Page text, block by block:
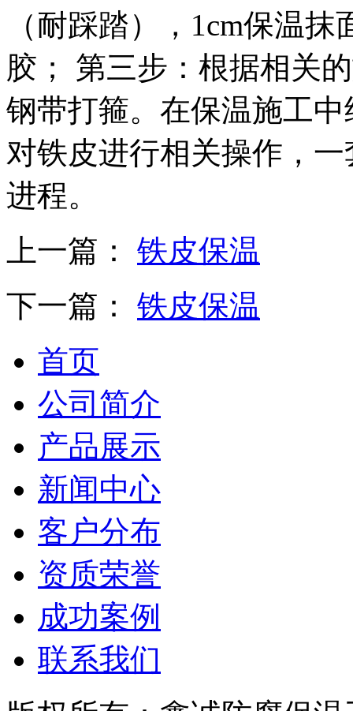
（耐踩踏），1cm保温
胶； 第三步：根据相关
钢带打箍。在保温施工
对铁皮进行相关操作，
进程。
上一篇： 铁皮保温
下一篇： 铁皮保温
首页
公司简介
产品展示
新闻中心
客户分布
资质荣誉
成功案例
联系我们